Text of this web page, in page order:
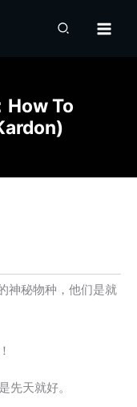
How To
神秘物种，他们是就
先天就好。